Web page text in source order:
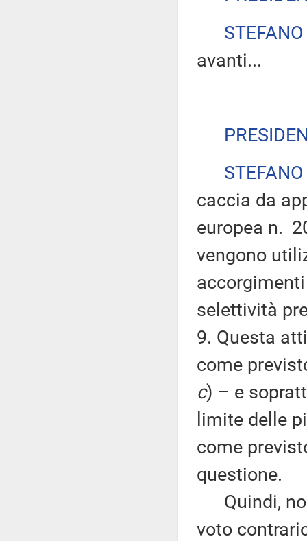
avanti...
caccia da
europea n.
vengono
selettività
9. Questa
come
c) – e
limite delle
come
questione.
Quindi, noi
voto